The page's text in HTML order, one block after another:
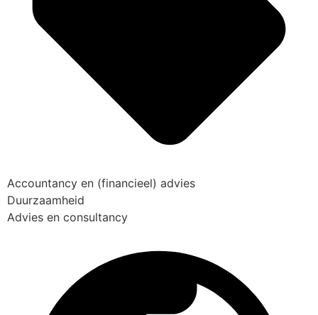
Accountancy en (financieel) advies
Duurzaamheid
Advies en consultancy